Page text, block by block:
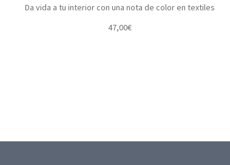
Da vida a tu interior con una nota de color en textiles
47,00€